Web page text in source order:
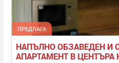
ПРЕДЛАГА
НАПЪЛНО ОБЗАВЕДЕН И
АПАРТАМЕНТ В ЦЕНТЪРА